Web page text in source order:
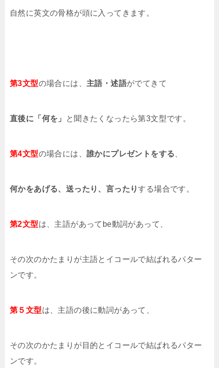
自然に英文の骨格が頭に入ってきます。
第3文型の場合には、 主語・述語がでてきて
直後に「何を」 と聞きたくなったら第3文型です。
第4文型の場合には、誰かにプレゼントをする
何かをあげる、送ったり、言ったりする場合です。
第2文型は、主語があってbe動詞があって、
その次のかたまりが主語とイコールで結ばれるパター
ンです。
第５文型は、主語の後に動詞があって、
その次のかたまりが目的とイコールで結ばれるパター
ンです。